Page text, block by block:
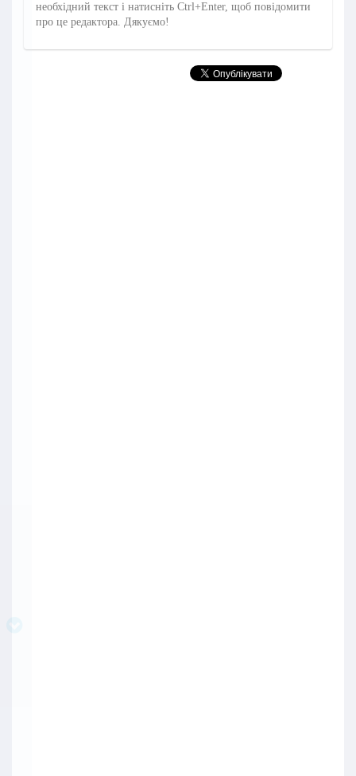
необхідний текст і натисніть Ctrl+Enter, щоб повідомити
про це редактора. Дякуємо!